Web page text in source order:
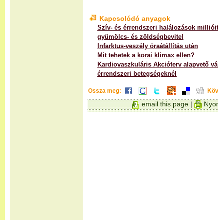
Kapcsolódó anyagok
Szív- és érrendszeri halálozások
gyümölcs- és zöldségbevitel
Infarktus-veszély óraátállítás után
Mit tehetek a korai klimax ellen?
Kardiovaszkuláris Akcióterv alapvető
érrendszeri betegségeknél
Ossza meg:
email this page |